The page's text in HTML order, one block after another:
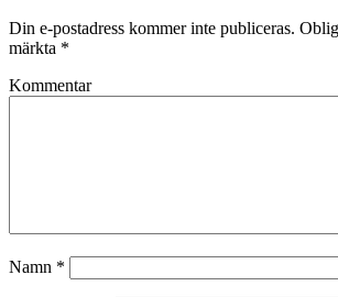
Din e-postadress kommer inte publiceras.
märkta *
Kommentar
Namn *